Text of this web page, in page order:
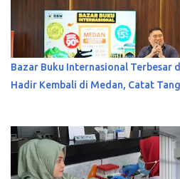
Bazar Buku Internasional Terbesar
Hadir Kembali di Medan, Catat